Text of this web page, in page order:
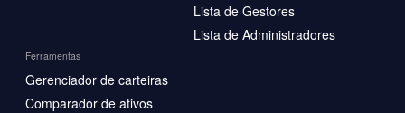
Lista de Gestores
Lista de Administradores
Ferramentas
Gerenciador de carteiras
Comparador de ativos